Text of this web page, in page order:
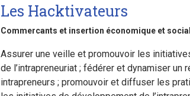
Les Hacktivateurs
Commercants et insertion économique et
Assurer une veille et promouvoir les
de l’intrapreneuriat ; fédérer et dynamiser un
intrapreneurs ; promouvoir et diffuser les